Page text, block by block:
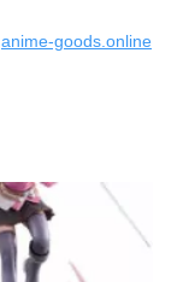
anime-goods.online